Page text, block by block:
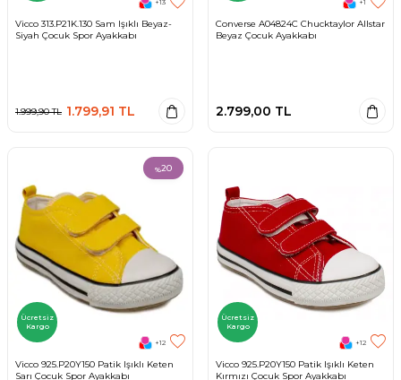
+13
Vicco 313.P21K.130 Sam Işıklı Beyaz-
Siyah Çocuk Spor Ayakkabı
1.999,90TL 1.799,91 TL
+1
Converse A04824C Chucktaylor Allstar
Beyaz Çocuk Ayakkabı
2.799,00 TL
%20
Ücretsiz
Kargo
+12
Vicco 925.P20Y150 Patik Işıklı Keten
Sarı Çocuk Spor Ayakkabı
Ücretsiz
Kargo
+12
Vicco 925.P20Y150 Patik Işıklı Keten
Kırmızı Çocuk Spor Ayakkabı